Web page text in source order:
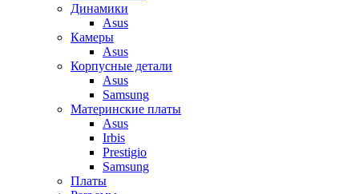
Динамики
Asus
Камеры
Asus
Корпусные детали
Asus
Samsung
Материнские платы
Asus
Irbis
Prestigio
Samsung
Платы